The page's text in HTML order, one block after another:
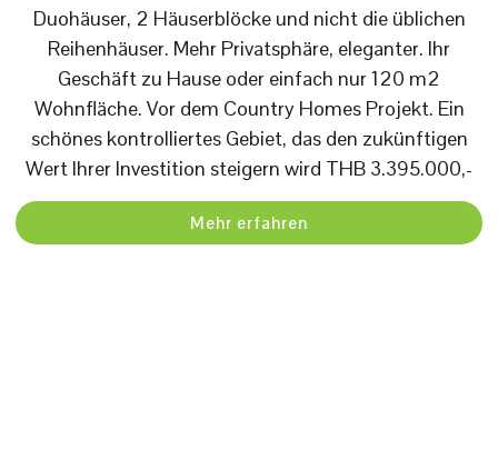
Duohäuser, 2 Häuserblöcke und nicht die üblichen
Reihenhäuser. Mehr Privatsphäre, eleganter. Ihr
Geschäft zu Hause oder einfach nur 120 m2
Wohnfläche. Vor dem Country Homes Projekt. Ein
schönes kontrolliertes Gebiet, das den zukünftigen
Wert Ihrer Investition steigern wird THB 3.395.000,-
Mehr erfahren